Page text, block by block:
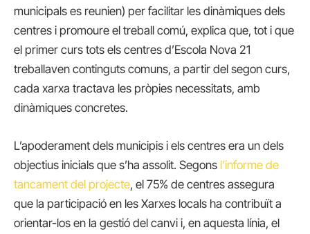
municipals es reunien) per facilitar les dinàmiques dels
centres i promoure el treball comú, explica que, tot i que
el primer curs tots els centres d’Escola Nova 21
treballaven continguts comuns, a partir del segon curs,
cada xarxa tractava les pròpies necessitats, amb
dinàmiques concretes.
L’apoderament dels municipis i els centres era un dels
objectius inicials que s’ha assolit. Segons l’informe de
tancament del projecte, el 75% de centres assegura
que la participació en les Xarxes locals ha contribuït a
orientar-los en la gestió del canvi i, en aquesta línia, el